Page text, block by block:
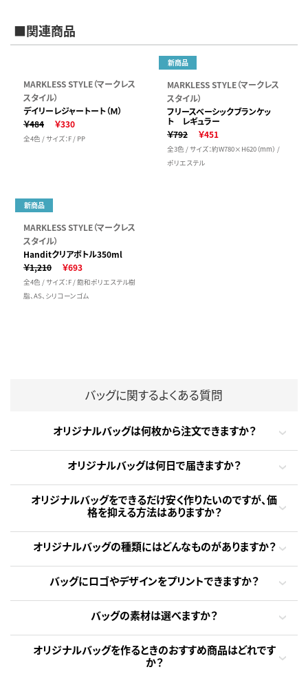
■関連商品
MARKLESS STYLE（マークレス
スタイル）
デイリーレジャートート（Ｍ）
￥484
￥330
全4色 / サイズ：F / PP
新商品
MARKLESS STYLE（マークレス
スタイル）
フリースベーシックブランケッ
ト レギュラー
￥792
￥451
全3色 / サイズ：約W780×H620（mm） /
ポリエステル
新商品
MARKLESS STYLE（マークレス
スタイル）
Handitクリアボトル350ml
￥1,210
￥693
全4色 / サイズ：F / 飽和ポリエステル樹
脂、AS、シリコーンゴム
バッグに関するよくある質問
オリジナルバッグは何枚から注文できますか？
オリジナルバッグは何日で届きますか？
オリジナルバッグをできるだけ安く作りたいのですが、価
格を抑える方法はありますか？
オリジナルバッグの種類にはどんなものがありますか？
バッグにロゴやデザインをプリントできますか？
バッグの素材は選べますか？
オリジナルバッグを作るときのおすすめ商品はどれです
か？